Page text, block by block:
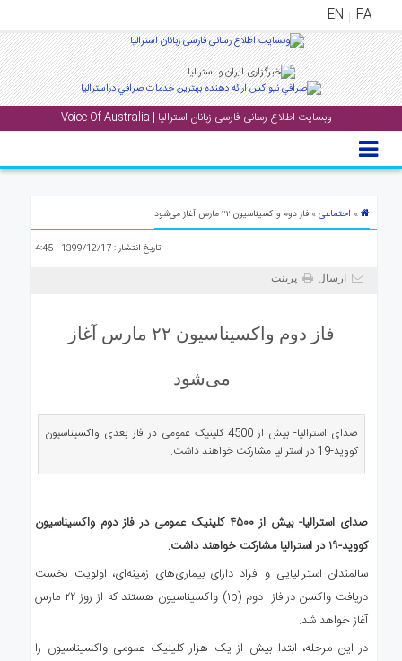
FA
EN
وبسایت اطلاع رسانی فارسی زبانان استرالیا | Voice Of Australia
منوی
اصلی
» اجتماعی» فاز دوم واکسیناسیون ۲۲ مارس آغاز می‌شود
تاریخ انتشار : 1399/12/17 - 4:45
ارسال پرینت
فاز دوم واکسیناسیون ۲۲ مارس آغاز
می‌شود
صدای استرالیا- بیش از 4500 کلینیک عمومی در فاز بعدی واکسیناسیون
کووید-19 در استرالیا مشارکت خواهند داشت.
صدای استرالیا- بیش از ۴۵۰۰ کلینیک عمومی در فاز دوم واکسیناسیون
کووید-۱۹ در استرالیا مشارکت خواهند داشت.
سالمندان استرالیایی و افراد دارای بیماری‌های زمینه‌ای، اولویت نخست
دریافت واکسن در فاز دوم (۱b) واکسیناسیون هستند که از روز ۲۲ مارس
آغاز خواهد شد.
در این مرحله، ابتدا بیش از یک هزار کلینیک عمومی واکسیناسیون را